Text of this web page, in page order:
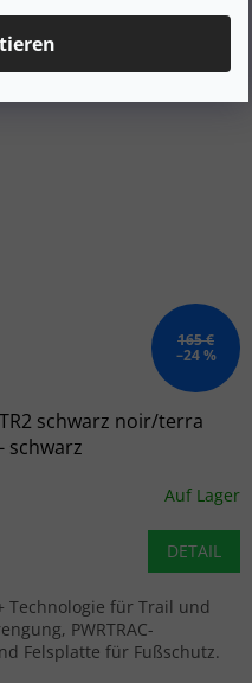
165 €
–24 %
schwarz noir/terra
schwarz
Auf Lager
DETAIL
Technologie für Trail und
PWRTRAC-
Felsplatte für Fußschutz.